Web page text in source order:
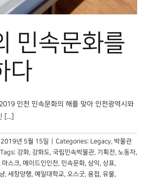
민속문화를
다
인천 민속문화의 해를 맞아 인천광역시와
[...]
2019년 5월 15일 Categories: Legacy, 박물관
Tags: 강화, 강화도, 국립민속박물관, 기획전, 노동자,
, 마스크, 메이드인인천, 민속문화, 삼익, 상표,
, 세창양행, 예일대학교, 오스굿, 용접, 유물,